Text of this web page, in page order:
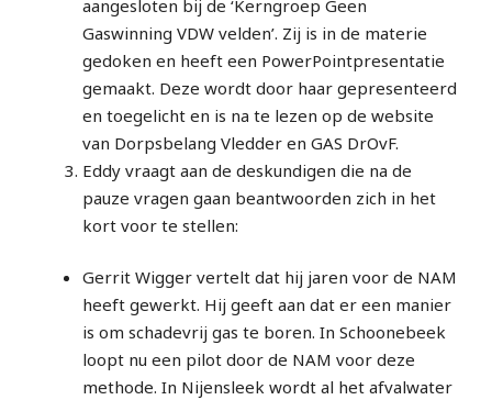
aangesloten bij de ‘Kerngroep Geen
Gaswinning VDW velden’. Zij is in de materie
gedoken en heeft een PowerPointpresentatie
gemaakt. Deze wordt door haar gepresenteerd
en toegelicht en is na te lezen op de website
van Dorpsbelang Vledder en GAS DrOvF.
Eddy vraagt aan de deskundigen die na de
pauze vragen gaan beantwoorden zich in het
kort voor te stellen:
Gerrit Wigger vertelt dat hij jaren voor de NAM
heeft gewerkt. Hij geeft aan dat er een manier
is om schadevrij gas te boren. In Schoonebeek
loopt nu een pilot door de NAM voor deze
methode. In Nijensleek wordt al het afvalwater